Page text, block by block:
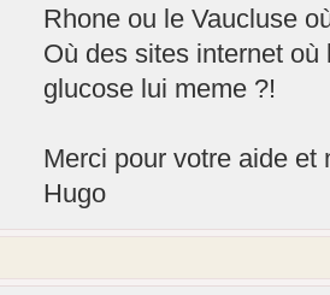
Rhone ou le Vaucluse
Où des sites internet
glucose lui meme ?!
Merci pour votre aide et
Hugo